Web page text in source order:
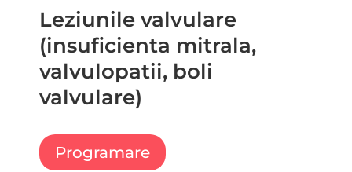
Leziunile valvulare
(insuficienta mitrala,
valvulopatii, boli
valvulare)
Programare